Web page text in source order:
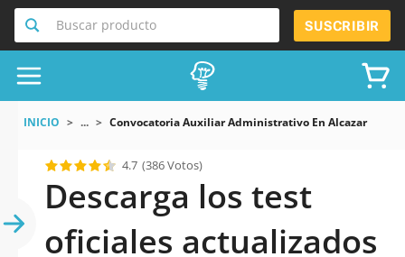
Buscar producto SUSCRIBIR
INICIO ... Convocatoria Auxiliar Administrativo En Alcazar De
4.7 (386 Votos)
Descarga los test
oficiales actualizados